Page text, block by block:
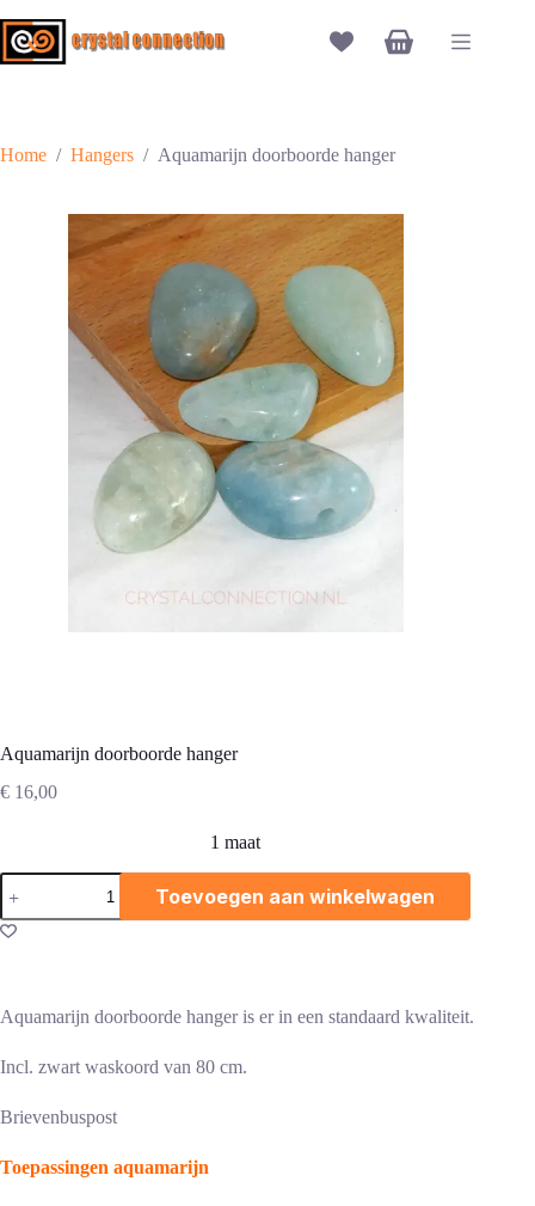
naar
de
Winkelwagen
Home / Hangers / Aquamarijn doorboorde hanger
Aquamarijn doorboorde hanger
€ 16,00
1 maat
Aquamarijn
doorboorde
hanger
aantal
Toevoegen aan winkelwagen
Aquamarijn doorboorde hanger is er in een standaard kwaliteit.
Incl. zwart waskoord van 80 cm.
Brievenbuspost
Toepassingen aquamarijn